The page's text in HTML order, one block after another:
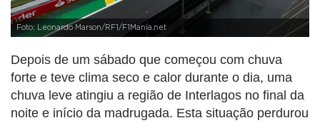
Foto: Leonardo Marson/RF1/F1Mania.net
Depois de um sábado que começou com chuva
forte e teve clima seco e calor durante o dia, uma
chuva leve atingiu a região de Interlagos no final da
noite e início da madrugada. Esta situação perdurou